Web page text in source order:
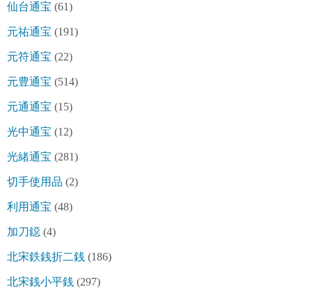
仙台通宝 (61)
元祐通宝 (191)
元符通宝 (22)
元豊通宝 (514)
元通通宝 (15)
光中通宝 (12)
光緒通宝 (281)
切手使用品 (2)
利用通宝 (48)
加刀鐚 (4)
北宋鉄銭折二銭 (186)
北宋銭小平銭 (297)